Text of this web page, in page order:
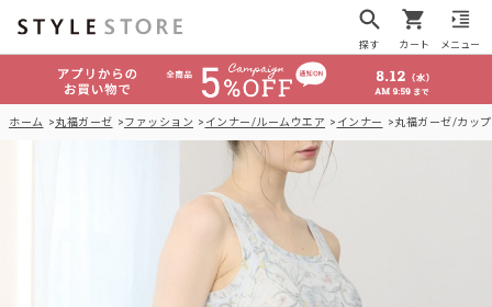
探す カート メニュー
ホーム 丸福ガーゼ ファッション インナー/ルームウエア インナー 丸福ガーゼ/カッ